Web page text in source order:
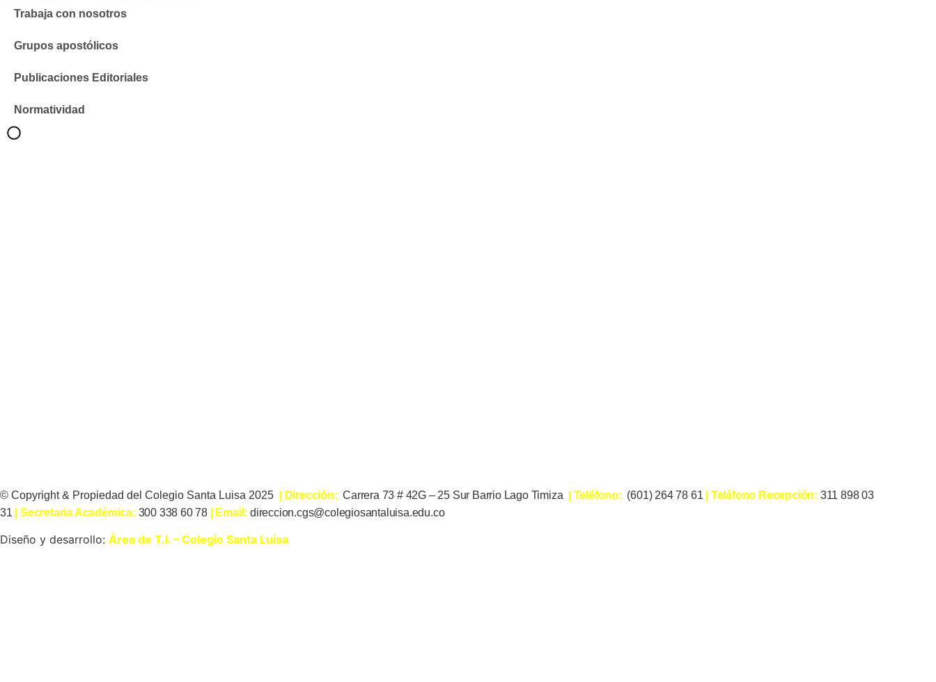
Trabaja con nosotros
Grupos apostólicos
Publicaciones Editoriales
Normatividad
© Copyright & Propiedad del Colegio Santa Luisa 2025 | Dirección: Carrera 73 # 42G – 25 Sur Barrio Lago Timiza | Teléfono: (601) 264 78 61 | Teléfono Recepción: 311 898 03
31
| Secretaria Académica: 300 338 60 78 | Email:direccion.cgs@colegiosantaluisa.edu.co
Diseño y desarrollo: Área de T.I. – Colegio Santa Luisa